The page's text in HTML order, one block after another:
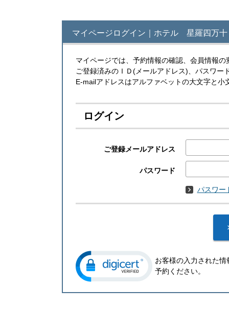
マイページログイン｜ホテル 星羅四万十
マイページでは、予約情報の確認、会員情報
ご登録済みのＩＤ(メールアドレス)、パスワー
E-mailアドレスはアルファベットの大文字と
ログイン
ご登録メールアドレス
パスワード
パスワー
お客様の入力された
予約ください。